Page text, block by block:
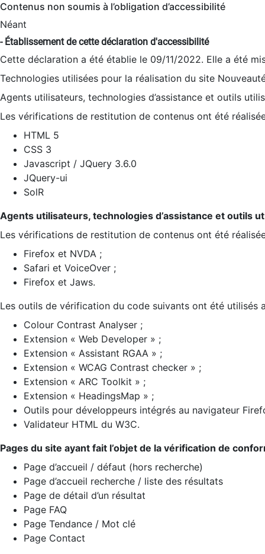
Contenus non soumis à l’obligation d’accessibilité
Néant
- Établissement de cette déclaration d'accessibilité
Cette déclaration a été établie le 09/11/2022. Elle a été
Technologies utilisées pour la réalisation du site
Agents utilisateurs, technologies d’assistance et outils
Les vérifications de restitution de contenus ont été
HTML 5
CSS 3
Javascript / JQuery 3.6.0
JQuery-ui
SolR
Agents utilisateurs, technologies d’assistance et outils
Les vérifications de restitution de contenus ont été
Firefox et NVDA ;
Safari et VoiceOver ;
Firefox et Jaws.
Les outils de vérification du code suivants ont été utilisés
Colour Contrast Analyser ;
Extension « Web Developer » ;
Extension « Assistant RGAA » ;
Extension « WCAG Contrast checker » ;
Extension « ARC Toolkit » ;
Extension « HeadingsMap » ;
Outils pour développeurs intégrés au navigateur
Validateur HTML du W3C.
Pages du site ayant fait l’objet de la vérification de
Page d’accueil / défaut (hors recherche)
Page d’accueil recherche / liste des résultats
Page de détail d’un résultat
Page FAQ
Page Tendance / Mot clé
Page Contact